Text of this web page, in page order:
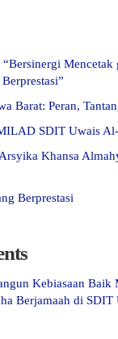
Mencetak
Barat: Peran,
SDIT Uwais
Khansa
Berprestasi
Kebiasaan Baik
Berjamaah di